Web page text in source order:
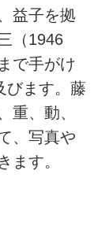
益子を拠
（1946
で手がけ
びます。藤
重、動、
、写真や
ます。